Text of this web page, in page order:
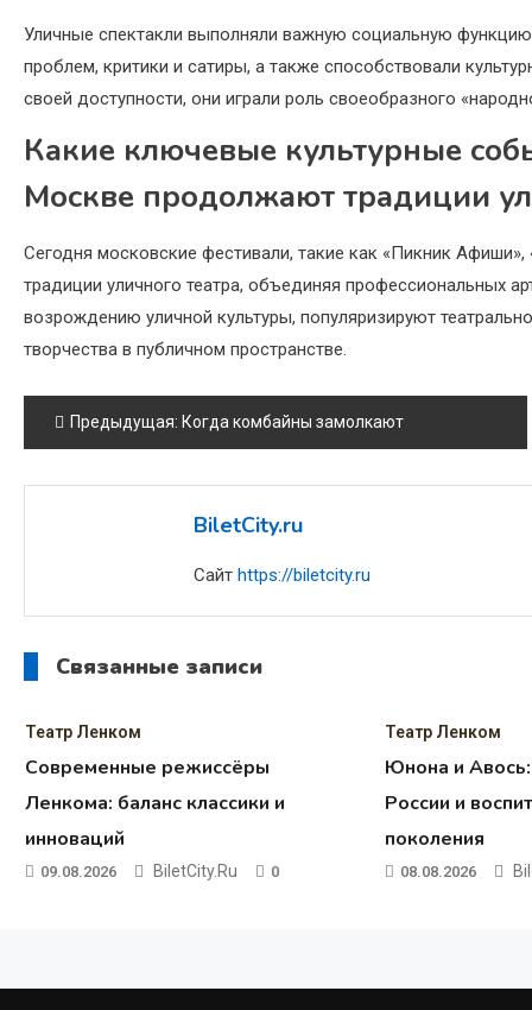
Уличные спектакли выполняли важную социальную
проблем, критики и сатиры, а также способствовали
своей доступности, они играли роль своеобразного
Какие ключевые культурные
Москве продолжают традиции
Сегодня московские фестивали, такие как «Пикник
традиции уличного театра, объединяя профессиональных
возрождению уличной культуры, популяризируют
творчества в публичном пространстве.
Навигация
по
Предыдущая: Когда комбайны замолкают
BiletCity.ru
Сайт https://biletcity.ru
Связанные записи
Театр Ленком
Современные режиссёры
Ленкома: баланс классики и
инноваций
09.08.2026 BiletCity.ru 0
Театр Ленком
Юнона и
России и
поколения
08.08.2026